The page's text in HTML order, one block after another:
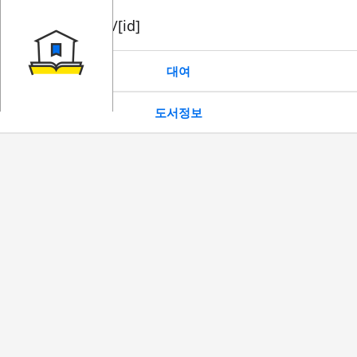
book/rent/[id]
대여
도서정보